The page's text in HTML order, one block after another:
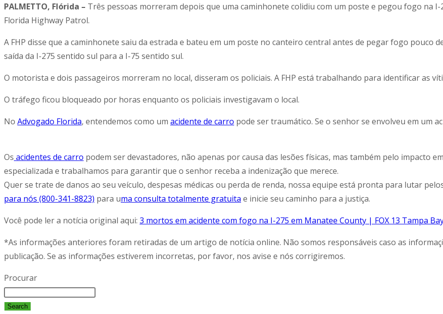
PALMETTO, Flórida – Três pessoas morreram depois que uma caminhonete colidiu com um poste e pegou fogo na
Florida Highway Patrol.
A FHP disse que a caminhonete saiu da estrada e bateu em um poste no canteiro central antes de pegar fogo pouco
saída da I-275 sentido sul para a I-75 sentido sul.
O motorista e dois passageiros morreram no local, disseram os policiais. A FHP está trabalhando para identificar as
O tráfego ficou bloqueado por horas enquanto os policiais investigavam o local.
No Advogado Florida, entendemos como um acidente de carro pode ser traumático. Se o senhor se envolveu em um
Os acidentes de carro podem ser devastadores, não apenas por causa das lesões físicas, mas também pelo impacto
especializada e trabalhamos para garantir que o senhor receba a indenização que merece.
Quer se trate de danos ao seu veículo, despesas médicas ou perda de renda, nossa equipe está pronta para lutar
para nós (800-341-8823) para uma consulta totalmente gratuita e inicie seu caminho para a justiça.
Você pode ler a notícia original aqui: 3 mortos em acidente com fogo na I-275 em Manatee County | FOX 13 Tampa
*As informações anteriores foram retiradas de um artigo de notícia online. Não somos responsáveis caso as
publicação. Se as informações estiverem incorretas, por favor, nos avise e nós corrigiremos.
Procurar
Search